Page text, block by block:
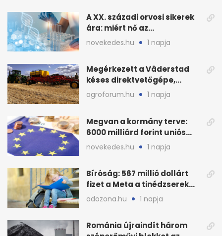
A XX. századi orvosi sikerek
ára: miért nő az
egészségügy súlya?
novekedes.hu 1 napja
Megérkezett a Väderstad
késes direktvetőgépe,
bemutatón is látható
agroforum.hu 1 napja
Megvan a kormány terve:
6000 milliárd forint uniós
pénz sorsa
novekedes.hu 1 napja
Bíróság: 567 millió dollárt
fizet a Meta a tinédzserek
védelmére
adozona.hu 1 napja
Románia újraindít három